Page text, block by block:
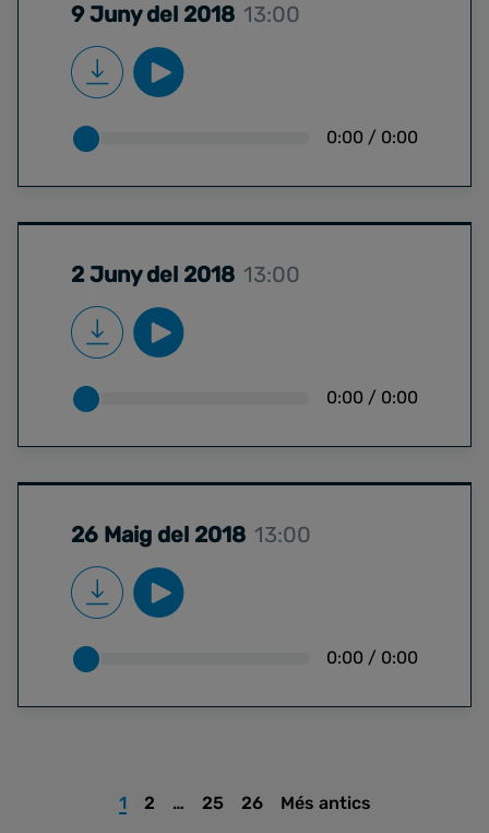
9 Juny del 2018 13:00
0:00 / 0:00
2 Juny del 2018 13:00
0:00 / 0:00
26 Maig del 2018 13:00
0:00 / 0:00
1 2 … 25 26 Més antics